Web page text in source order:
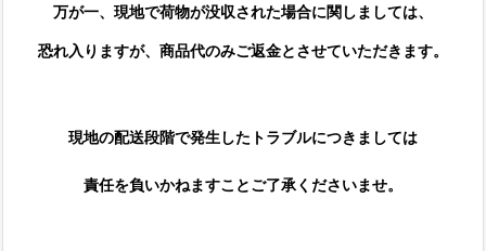
万が一、現地で荷物が没収された場合に関しましては、
恐れ入りますが、商品代のみご返金とさせていただきます。
現地の配送段階で発生したトラブルにつきましては
責任を負いかねますことご了承くださいませ。